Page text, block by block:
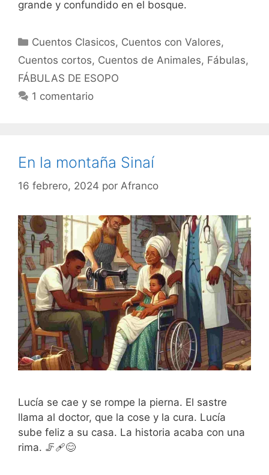
grande y confundido en el bosque.
Categorías
Cuentos Clasicos, Cuentos con Valores,
Cuentos cortos, Cuentos de Animales, Fábulas,
FÁBULAS DE ESOPO
1 comentario
En la montaña Sinaí
16 febrero, 2024 por Afranco
Lucía se cae y se rompe la pierna. El sastre
llama al doctor, que la cose y la cura. Lucía
sube feliz a su casa. La historia acaba con una
rima. 🦵🩹😊